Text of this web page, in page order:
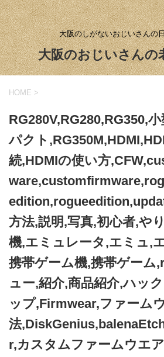
大阪のしがないおじいさんの
大阪のおじいさんの
HOME >
RG280V,RG280,RG350,
パクト
続,HDMIの使い方
方法,説明,写真,初心者,や
機,エミュレータ,エミュ,
携帯ゲーム機,携帯ゲーム
ュー,紹介,商品紹介,ハッ
ップ,Firmwear,ファーム
法
r,カスタムファームウエ